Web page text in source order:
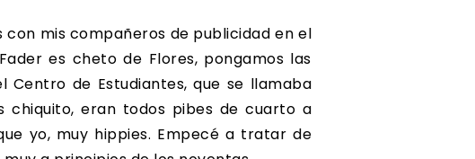
mis compañeros de publicidad en el
es cheto de Flores, pongamos las
Centro de Estudiantes, que se llamaba
eran todos pibes de cuarto a
yo, muy hippies. Empecé a tratar de